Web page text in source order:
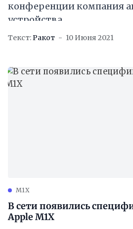
конференции компания
устройства
Текст:Ракот 10 Июня 2021
M1X
В сети появились
Apple M1X